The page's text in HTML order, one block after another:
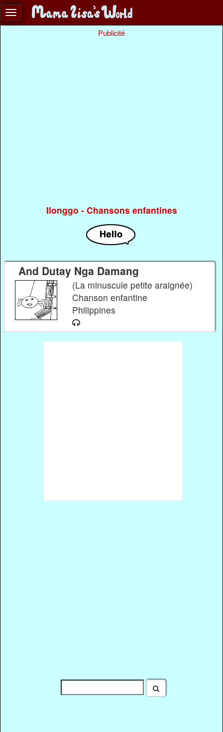
Publicité
Ilonggo - Chansons enfantines
And Dutay Nga Damang
(La minuscule petite araignée)
Chanson enfantine
Philippines